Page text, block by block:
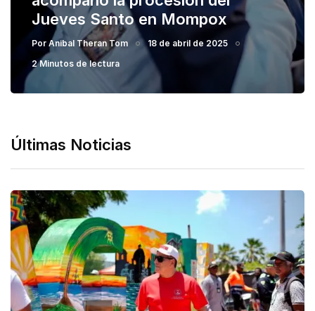
Jueves Santo en Mompox
Por Anibal Theran Tom
18 de abril de 2025
2 Minutos de lectura
Últimas Noticias